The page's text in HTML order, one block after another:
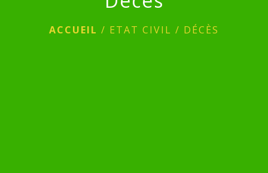
ACCUEIL / ETAT CIVIL / DÉCÈS